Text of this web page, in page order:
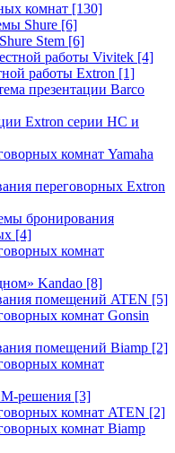
комнат [130]
Shure [6]
Stem [6]
работы Vivitek [4]
работы Extron [1]
презентации Barco
Extron серии HC и
комнат Yamaha
переговорных Extron
бронирования
[4]
комнат
Kandao [8]
помещений ATEN [5]
комнат Gonsin
помещений Biamp [2]
комнат
решения [3]
комнат ATEN [2]
комнат Biamp